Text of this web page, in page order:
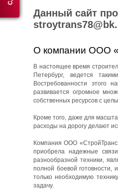
Данный сайт
О компании ООО
В настоящее время
Петербург, ведется
Востребованности этого
развивается огромное
собственных ресурсов с
Кроме того, даже для
расходы на дорогу делают
Компания ООО
приобрела надежные
разнообразной техники,
полной боевой готовности,
только необходимую
задачу.